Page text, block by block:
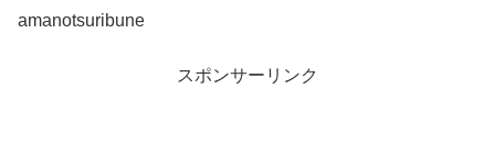
amanotsuribune
スポンサーリンク